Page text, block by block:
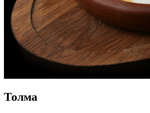
Толма